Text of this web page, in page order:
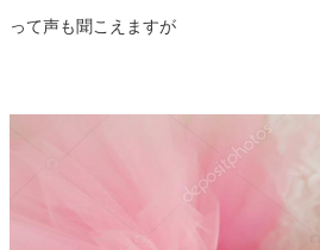
って声も聞こえますが